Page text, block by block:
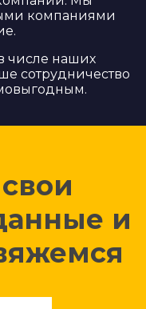
компаниями
числе наших
сотрудничество
и